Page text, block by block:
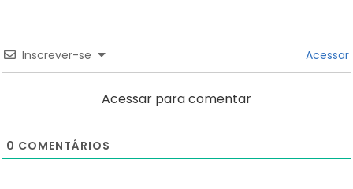
Inscrever-se Acessar
Acessar para comentar
0 COMENTÁRIOS